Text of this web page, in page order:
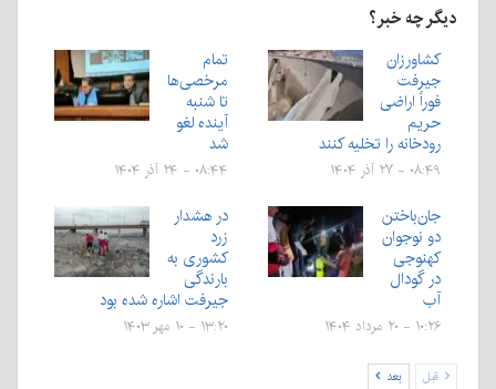
دیگر چه خبر؟
کشاورزان
جیرفت
فوراً اراضی
حریم
رودخانه را تخلیه کنند
۰۸:۴۹ - ۲۷ آذر ۱۴۰۴
تمام
مرخصی‌ها
تا شنبه
آینده لغو
شد
۰۸:۴۴ - ۲۴ آذر ۱۴۰۴
جان‌باختن
دو نوجوان
کهنوجی
در گودال
آب
۱۰:۲۶ - ۲۰ مرداد ۱۴۰۴
در هشدار
زرد
کشوری به
بارندگی
جیرفت اشاره شده بود
۱۳:۲۰ - ۱۰ مهر ۱۴۰۳
قبل بعد